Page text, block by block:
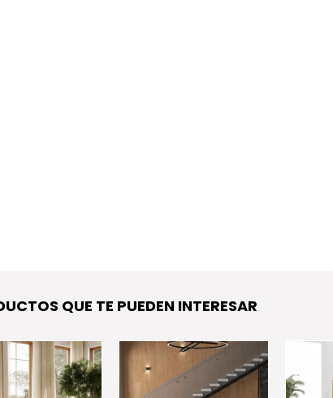
QUE TE PUEDEN INTERESAR